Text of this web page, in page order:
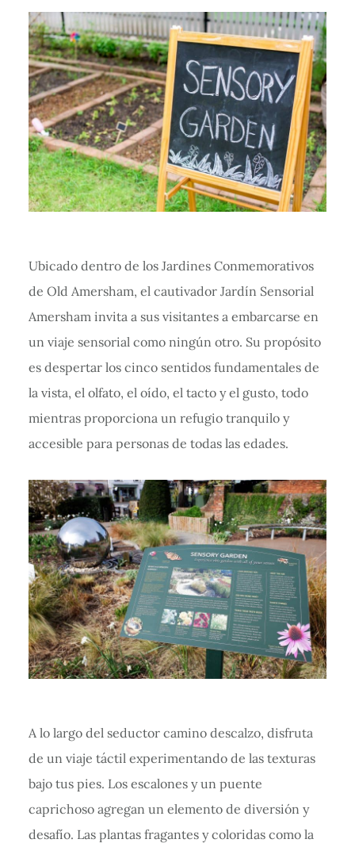
Ubicado dentro de los Jardines Conmemorativos
de Old Amersham, el cautivador Jardín Sensorial
Amersham invita a sus visitantes a embarcarse en
un viaje sensorial como ningún otro. Su propósito
es despertar los cinco sentidos fundamentales de
la vista, el olfato, el oído, el tacto y el gusto, todo
mientras proporciona un refugio tranquilo y
accesible para personas de todas las edades.
A lo largo del seductor camino descalzo, disfruta
de un viaje táctil experimentando de las texturas
bajo tus pies. Los escalones y un puente
caprichoso agregan un elemento de diversión y
desafío. Las plantas fragantes y coloridas como la